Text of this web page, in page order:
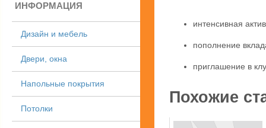
ИНФОРМАЦИЯ
Дизайн и мебель
Двери, окна
Напольные покрытия
Потолки
интенсивная
пополнение
приглашение в
Похожие